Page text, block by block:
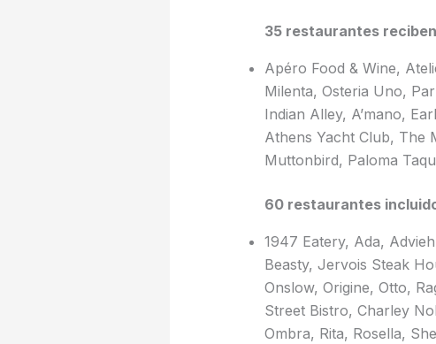
35 restaurantes
Apéro Food & Wine,
Milenta, Osteria Uno,
Indian Alley, A’mano,
Athens Yacht Club, The
Muttonbird, Paloma
60 restaurantes
1947 Eatery, Ada,
Beasty, Jervois Steak
Onslow, Origine, Otto,
Street Bistro, Charley
Ombra, Rita, Rosella,